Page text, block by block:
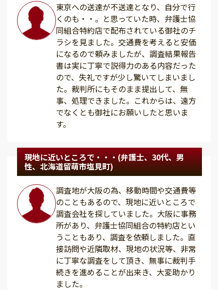
東京への送達が不送達となり、自分で行
くのも・・。と思っていた時、弁護士協
同組合特約店で配布されている御社のチ
ラシを見ました。交通費を考えると安価
になるので頼みましたが、調査結果報告
書は実に丁寧で説得力のある内容だった
ので、失礼ですが少し驚いてしまいまし
た。裁判所にもそのまま提出して、無
事、処理できました。これからは、遠方
でなくとも御社にお願いしたと思いま
す。
現地に近いところで・・・(弁護士、30代、男
性、北海道留萌市塩見町)
調査地が大阪の為、移動時間や交通費等
のこともあるので、現地に近いところで
調査会社を探していました。大阪に事務
所があり、弁護士協同組合の特約店とい
うこともあり、調査を依頼しました。直
接訪問や近隣取材、現地の状況等、非常
に丁寧な調査をして頂き、無事に裁判手
続きを進めることが出来き、大変助かり
ました。